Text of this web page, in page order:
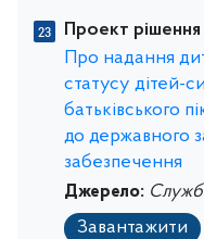
Проект
Про надання
статусу дітей-
батьківського
до державного
забезпечення
Джерело:
Завантажити